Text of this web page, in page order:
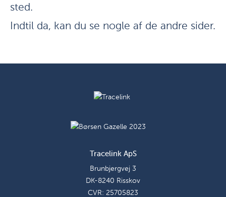
sted.
Indtil da, kan du se nogle af de andre sider.
Tracelink ApS
Brunbjergvej 3
DK-8240 Risskov
CVR: 25705823